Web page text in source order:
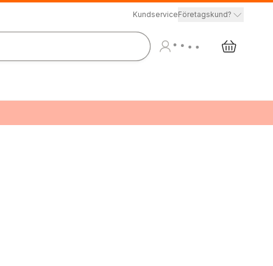
KundserviceFöretagskund?